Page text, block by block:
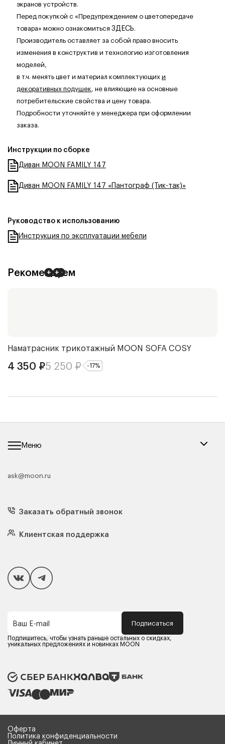
экранов устройств.
Перед покупкой с «Предупреждением о цветопередаче
товара» можно ознакомиться ЗДЕСЬ.
Производитель оставляет за собой право вносить
изменения в конструктив и технологию изготовления
моделей,
в т.ч. менять цвет и материал комплектующих и
декоративных подушек, не влияющие на основные
потребительские свойства и цену товара.
Подробности уточняйте у менеджера при оформлении
заказа.
Инструкции по сборке
Диван MOON FAMILY 147
Диван MOON FAMILY 147 «Пантограф (Тик-так)»
Руководство к использованию
Инструкция по эксплуатации мебели
+
+
+
Рекомендуем
Наматрасник трикотажный MOON SOFA COSY
4 350 ₽5 250 ₽ -17%
Меню
Каталог мебели
Кресла
Матрасы
Подушки
Чехлы и наматрасники
Покупателям
Способы оплаты
Компания MOON
Оферта
Политика конфиденциальности
Карьера в MOON
ask@moon.ru
Заказать обратный звонок
Клиентская поддержка
Ваш E-mail Подписаться
Подпишитесь, чтобы узнать раньше остальных о скидках,
уникальных предложениях и новинках MOON
Оферта
Политика конфиденциальности